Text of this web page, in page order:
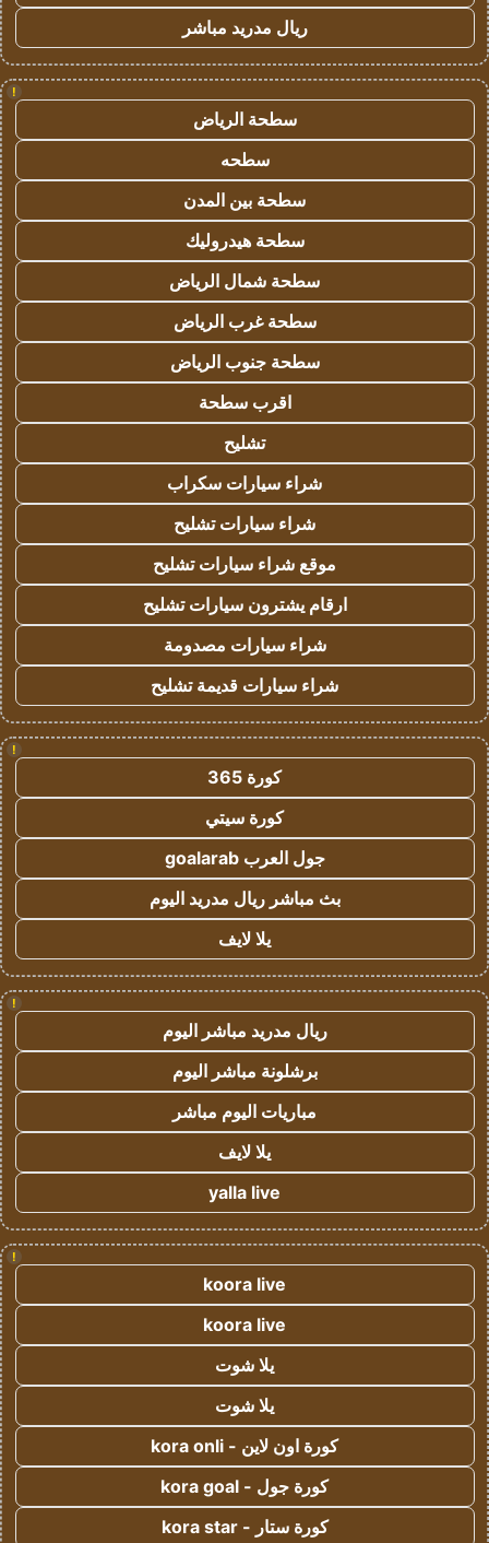
ريال مدريد مباشر
!
سطحة الرياض
سطحه
سطحة بين المدن
سطحة هيدروليك
سطحة شمال الرياض
سطحة غرب الرياض
سطحة جنوب الرياض
اقرب سطحة
تشليح
شراء سيارات سكراب
شراء سيارات تشليح
موقع شراء سيارات تشليح
ارقام يشترون سيارات تشليح
شراء سيارات مصدومة
شراء سيارات قديمة تشليح
!
كورة 365
كورة سيتي
جول العرب goalarab
بث مباشر ريال مدريد اليوم
يلا لايف
!
ريال مدريد مباشر اليوم
برشلونة مباشر اليوم
مباريات اليوم مباشر
يلا لايف
yalla live
!
koora live
koora live
يلا شوت
يلا شوت
كورة اون لاين - kora onli
كورة جول - kora goal
كورة ستار - kora star